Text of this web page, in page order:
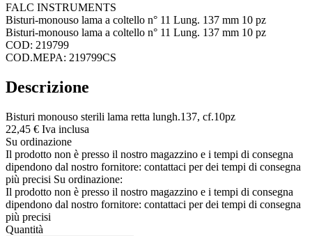
FALC INSTRUMENTS
Bisturi-monouso lama a coltello n° 11 Lung. 137 mm 10 pz
Bisturi-monouso lama a coltello n° 11 Lung. 137 mm 10 pz
COD: 219799
COD.MEPA: 219799CS
Descrizione
Bisturi monouso sterili lama retta lungh.137, cf.10pz
22,45 € Iva inclusa
Su ordinazione
Il prodotto non è presso il nostro magazzino e i tempi di consegna
dipendono dal nostro fornitore: contattaci per dei tempi di consegna
più precisi Su ordinazione:
Il prodotto non è presso il nostro magazzino e i tempi di consegna
dipendono dal nostro fornitore: contattaci per dei tempi di consegna
più precisi
Quantità